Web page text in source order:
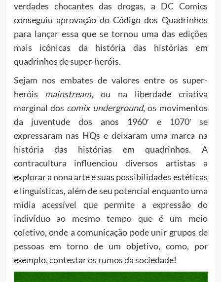
verdades chocantes das drogas, a DC Comics
conseguiu aprovação do Código dos Quadrinhos
para lançar essa que se tornou uma das edições
mais icônicas da história das histórias em
quadrinhos de super-heróis.
Sejam nos embates de valores entre os super-
heróis mainstream, ou na liberdade criativa
marginal dos comix underground, os movimentos
da juventude dos anos 1960′ e 1070′ se
expressaram nas HQs e deixaram uma marca na
história das histórias em quadrinhos. A
contracultura influenciou diversos artistas a
explorar a nona arte e suas possibilidades estéticas
e linguísticas, além de seu potencial enquanto uma
mídia acessível que permite a expressão do
indivíduo ao mesmo tempo que é um meio
coletivo, onde a comunicação pode unir grupos de
pessoas em torno de um objetivo, como, por
exemplo, contestar os rumos da sociedade!